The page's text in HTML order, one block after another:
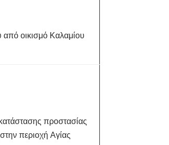
οικισμό Καλαμίου
προστασίας
περιοχή Αγίας